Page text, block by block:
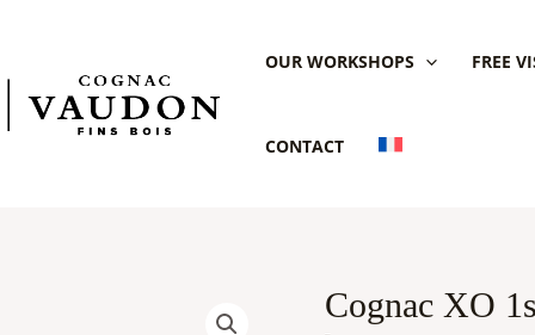
OUR WORKSHOPS FREE
CONTACT
Cognac XO
Cognac